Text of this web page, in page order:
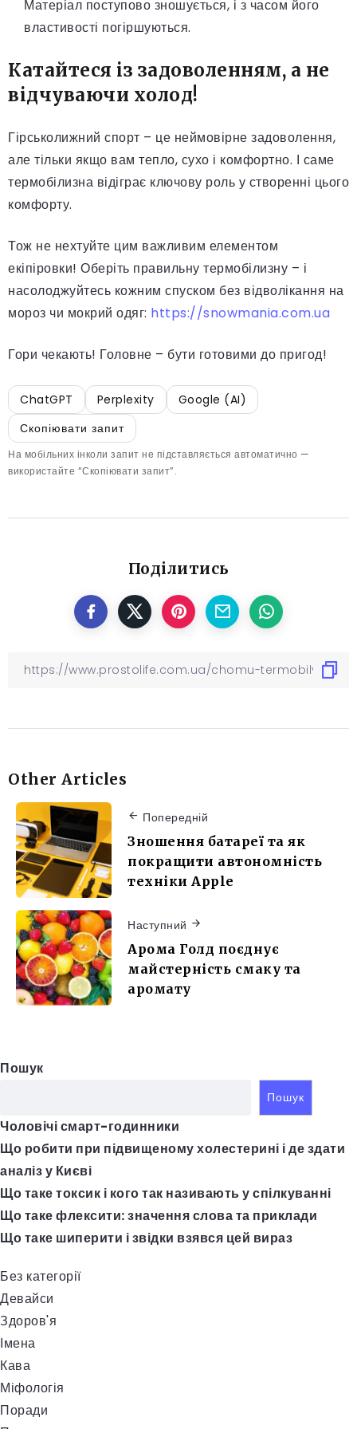
Матеріал поступово зношується, і з часом його
властивості погіршуються.
Катайтеся із задоволенням, а не
відчуваючи холод!
Гірськолижний спорт – це неймовірне задоволення,
але тільки якщо вам тепло, сухо і комфортно. І саме
термобілизна відіграє ключову роль у створенні цього
комфорту.
Тож не нехтуйте цим важливим елементом
екіпіровки! Оберіть правильну термобілизну – і
насолоджуйтесь кожним спуском без відволікання на
мороз чи мокрий одяг: https://snowmania.com.ua
Гори чекають! Головне – бути готовими до пригод!
ChatGPT Perplexity
Google (AI)
Скопіювати запит
На мобільних інколи запит не підставляється автоматично —
використайте “Скопіювати запит”.
Поділитись
Other Articles
Попередній
Зношення батареї та як
покращити автономність
техніки Apple
Наступний
Арома Голд поєднує
майстерність смаку та
аромату
Пошук
Пошук
Чоловічі смарт-годинники
Що робити при підвищеному холестерині і де здати
аналіз у Києві
Що таке токсик і кого так називають у спілкуванні
Що таке флексити: значення слова та приклади
Що таке шиперити і звідки взявся цей вираз
Без категорії
Девайси
Здоров'я
Імена
Кава
Міфологія
Поради